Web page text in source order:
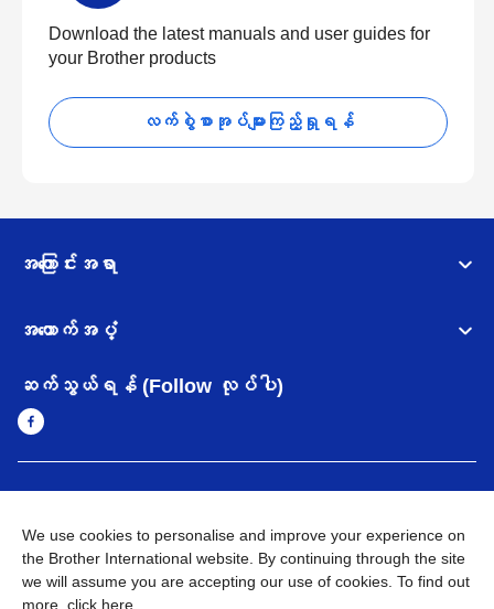
Download the latest manuals and user guides for
your Brother products
လက်စွဲစာအုပ်များကြည့်ရှုရန်
အကြောင်းအရာ
အထောက်အပံ့
ဆက်သွယ်ရန် (Follow လုပ်ပါ)
အချက်အလက်မူဝါဒ အသုံးပြုမူဝါဒ
သုံးစွဲရန် ဝက်ဆိုဒ်အညွှန်း
Brother Global ဝက်ဆိုဒ်သို့သွားရန်
We use cookies to personalise and improve your experience on
the Brother International website. By continuing through the site
we will assume you are accepting our use of cookies. To find out
more, click here